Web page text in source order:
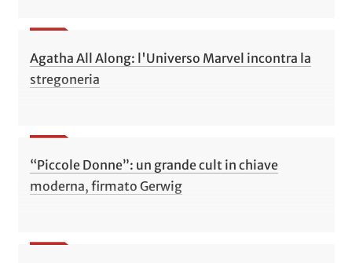
Agatha All Along: l'Universo Marvel incontra la
stregoneria
“Piccole Donne”: un grande cult in chiave
moderna, firmato Gerwig